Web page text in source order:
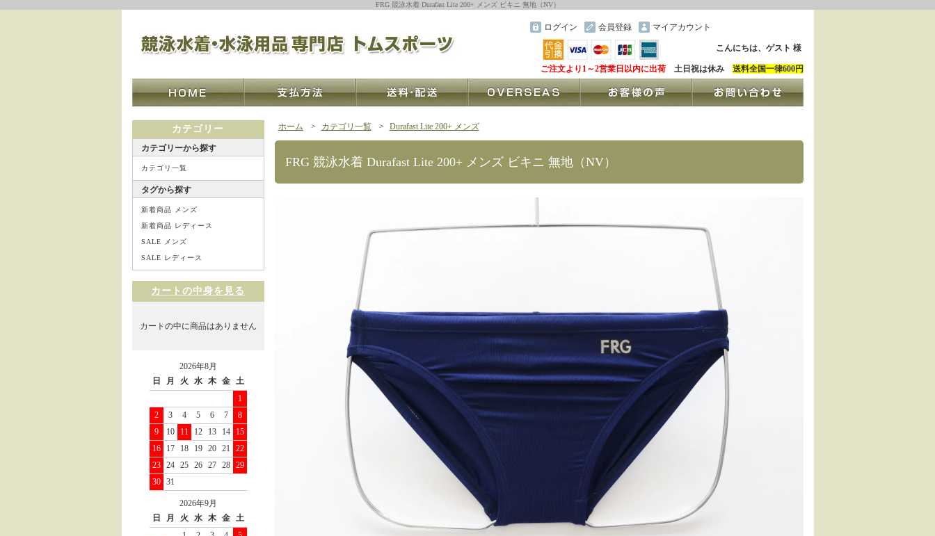
FRG 競泳水着 Durafast Lite 200+ メンズ ビキニ 無地（NV）
マイアカウント
会員登録
ログイン
こんにちは、ゲスト 様
ご注文より1～2営業日以内に出荷土日祝は休み 送料全国一律600円
カテゴリー
カテゴリーから探す
カテゴリ一覧
タグから探す
新着商品 メンズ
新着商品 レディース
SALE メンズ
SALE レディース
カートの中身を見る
カートの中に商品はありません
2026年8月
日
月 火 水 木 金
土
1
2
3 4 5 6 7
8
9
10 11 12 13 14
15
16
17 18 19 20 21
22
23
24 25 26 27 28
29
30
31
2026年9月
日
月 火 水 木 金
土
ホーム > カテゴリ一覧 > Durafast Lite 200+ メンズ
FRG 競泳水着 Durafast Lite 200+ メンズ ビキニ 無地（NV）